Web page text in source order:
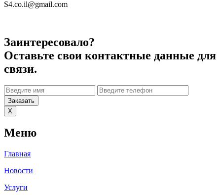
S4.co.il@gmail.com
Заинтересовало?
Оставьте свои контактные данные для
связи.
Заказать
X
Меню
Главная
Новости
Услуги